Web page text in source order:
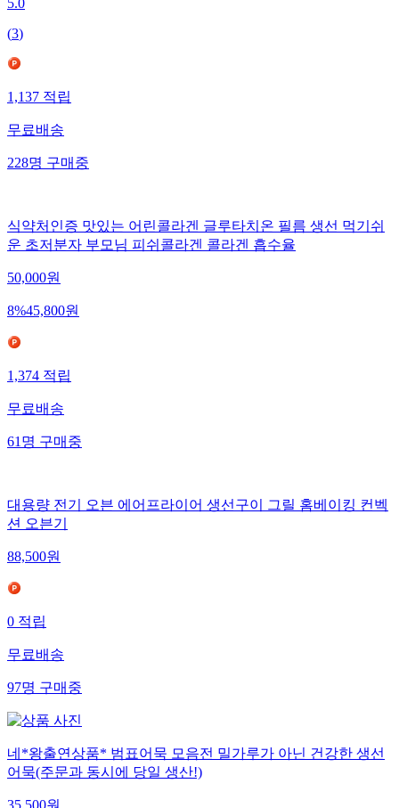
5.0
(3)
1,137적립
무료배송
228명구매중
식약처인증 맛있는 어린콜라겐 글루타치온 필름 생선 먹기쉬
운 초저분자 부모님 피쉬콜라겐 콜라겐 흡수율
50,000원
8%45,800원
1,374적립
무료배송
61명구매중
대용량 전기 오븐 에어프라이어 생선구이 그릴 홈베이킹 컨벡
션 오븐기
88,500원
0적립
무료배송
97명구매중
네*왕출연상품* 범표어묵 모음전 밀가루가 아닌 건강한 생선
어묵(주문과 동시에 당일 생산!)